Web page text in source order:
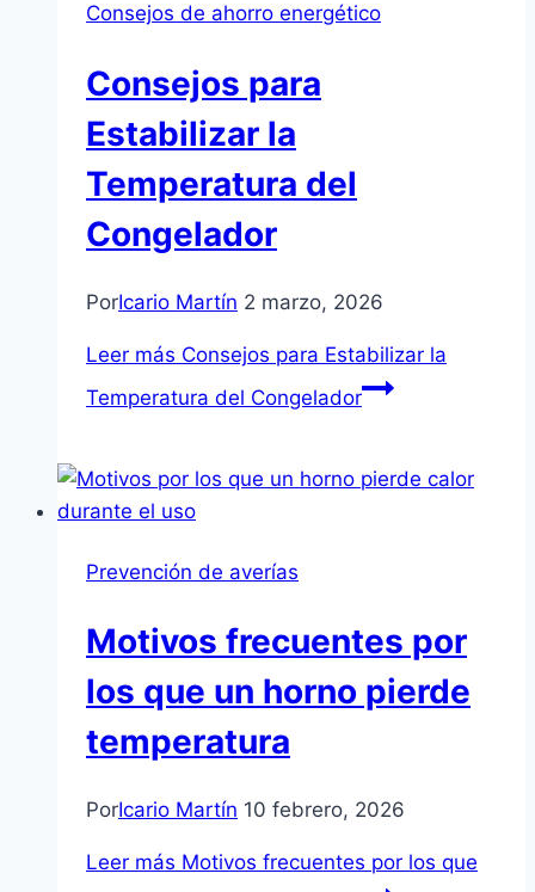
Consejos de ahorro energético
Consejos para
Estabilizar la
Temperatura del
Congelador
PorIcario Martín 2 marzo, 2026
Leer más Consejos para Estabilizar la
Temperatura del Congelador
Prevención de averías
Motivos frecuentes por
los que un horno pierde
temperatura
PorIcario Martín 10 febrero, 2026
Leer más Motivos frecuentes por los que